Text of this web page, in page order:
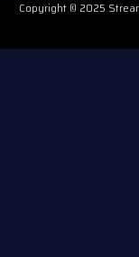
Copyright © 2025